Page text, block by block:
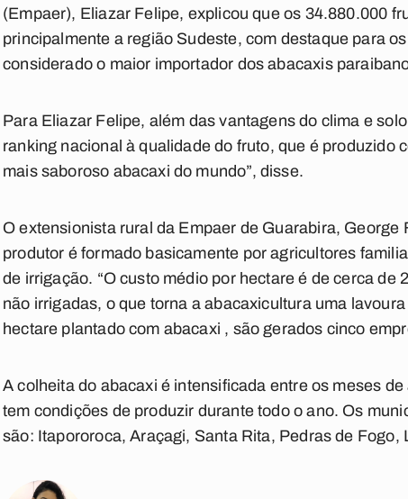
(Empaer), Eliazar Felipe, explicou que os 34.880.000
principalmente a região Sudeste, com destaque para
considerado o maior importador dos abacaxis
Para Eliazar Felipe, além das vantagens do clima e
ranking nacional à qualidade do fruto, que é produzido
mais saboroso abacaxi do mundo”, disse.
O extensionista rural da Empaer de Guarabira,
produtor é formado basicamente por agricultores
de irrigação. “O custo médio por hectare é de cerca
não irrigadas, o que torna a abacaxicultura uma
hectare plantado com abacaxi , são gerados cinco
A colheita do abacaxi é intensificada entre os meses
tem condições de produzir durante todo o ano. Os
são: Itapororoca, Araçagi, Santa Rita, Pedras de Fogo,